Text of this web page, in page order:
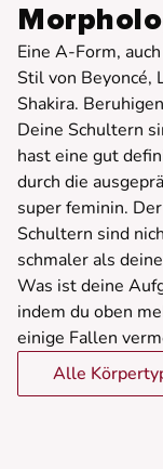
Eine A-Form,
Stil von Beyoncé,
Shakira.
Deine Schultern
hast eine gut
durch die
super feminin.
Schultern sind
schmaler als
Was ist deine
indem du oben
einige Fallen
Alle